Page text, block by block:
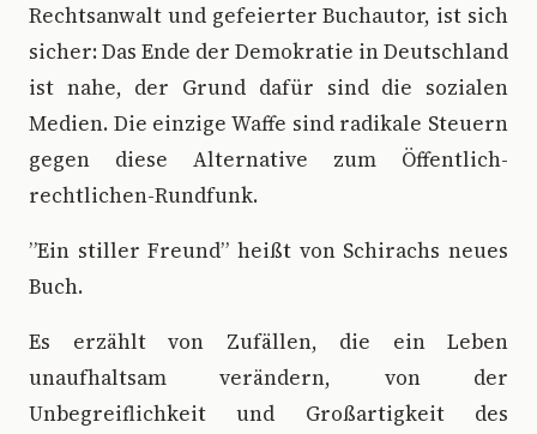
Rechtsanwalt und gefeierter Buchautor, ist sich
sicher: Das Ende der Demokratie in Deutschland
ist nahe, der Grund dafür sind die sozialen
Medien. Die einzige Waffe sind radikale Steuern
gegen diese Alternative zum Öffentlich-
rechtlichen-Rundfunk.
”Ein stiller Freund” heißt von Schirachs neues
Buch.
Es erzählt von Zufällen, die ein Leben
unaufhaltsam verändern, von der
Unbegreiflichkeit und Großartigkeit des